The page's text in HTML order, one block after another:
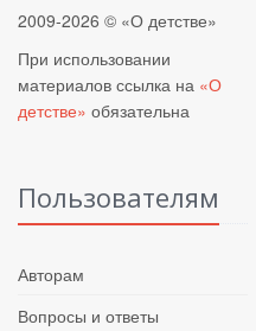
2009-2026 © «О детстве»
При использовании
материалов ссылка на «О
детстве» обязательна
Пользователям
Авторам
Вопросы и ответы